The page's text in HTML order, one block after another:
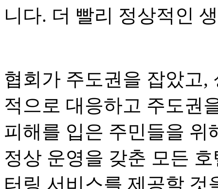
니다. 더 빨리 정상적인
협회가 주도권을 잡았고,
적으로 대응하고 주도권
피해를 입은 주민들을 위
정상 운영을 갖춘 모든
터링 서비스를 제공할 것